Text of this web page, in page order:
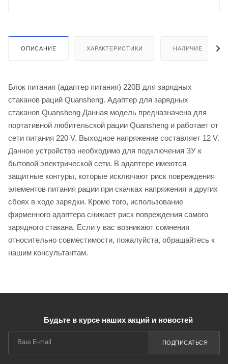
ОПИСАНИЕ ХАРАКТЕРИСТИКИ НАЛИЧИЕ
Блок питания (адаптер питания) 220В для зарядных
стаканов раций Quansheng. Адаптер для зарядных
стаканов Quansheng Данная модель предназначена для
портативной любительской рации Quansheng и работает от
сети питания 220 V. Выходное напряжение составляет 12 V.
Данное устройство необходимо для подключения ЗУ к
бытовой электрической сети. В адаптере имеются
защитные контуры, которые исключают риск повреждения
элементов питания рации при скачках напряжения и других
сбоях в ходе зарядки. Кроме того, использование
фирменного адаптера снижает риск повреждения самого
зарядного стакана. Если у вас возникают сомнения
относительно совместимости, пожалуйста, обращайтесь к
нашим консультантам.
Будьте в курсе наших акций и новостей
ПОДПИСАТЬСЯ